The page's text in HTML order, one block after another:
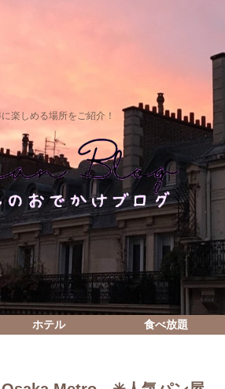
楽しめる場所をご紹介！
ホテル 食べ放題